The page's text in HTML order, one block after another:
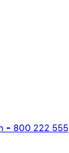
- 800 222 555